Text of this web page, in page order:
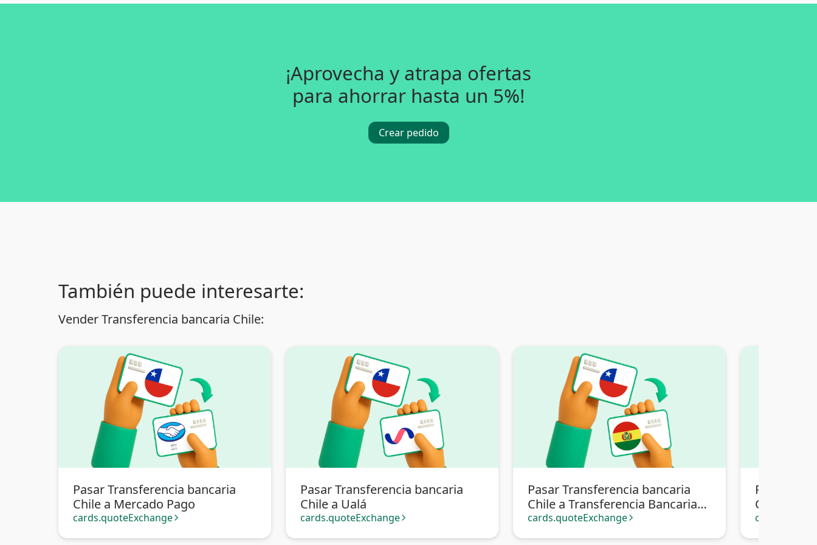
¡Aprovecha y atrapa ofertas
para ahorrar hasta un 5%!
Crear pedido
También puede interesarte:
Vender Transferencia bancaria Chile:
Pasar Transferencia bancaria
Chile a Mercado Pago
cards.quoteExchange arrow_forward_ios
Pasar Transferencia bancaria
Chile a Ualá
cards.quoteExchange arrow_forward_ios
Pasar Transferencia bancaria
Chile a Transferencia Bancaria
Bolivia
cards.quoteExchange arrow_forward_ios
Pasar
Chile a